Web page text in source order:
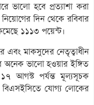
ভালো হবে প্রত্যাশা করা
দিন থেকে রবিবার
১১১৩ পয়েন্ট।
মাকসুদের নেতৃত্বাধীন
ভালো হওয়ার ইঙ্গিত
আগস্ট পর্যন্ত মূল্যসূচক
বিএসইসিতে যোগ্য লোকের